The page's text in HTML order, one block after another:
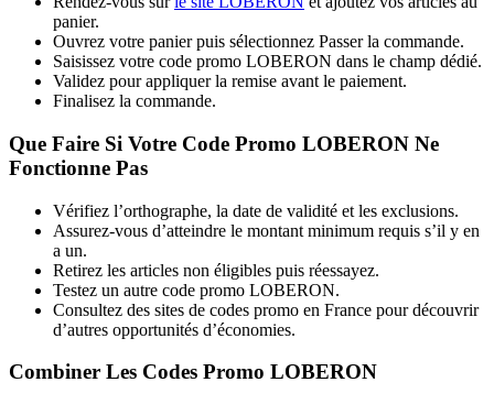
panier.
Ouvrez votre panier puis sélectionnez Passer la commande.
Saisissez votre code promo LOBERON dans le champ dédié.
Validez pour appliquer la remise avant le paiement.
Finalisez la commande.
Que Faire Si Votre Code Promo LOBERON Ne
Fonctionne Pas
Vérifiez l’orthographe, la date de validité et les exclusions.
Assurez-vous d’atteindre le montant minimum requis s’il y en
a un.
Retirez les articles non éligibles puis réessayez.
Testez un autre code promo LOBERON.
Consultez des sites de codes promo en France pour découvrir
d’autres opportunités d’économies.
Combiner Les Codes Promo LOBERON